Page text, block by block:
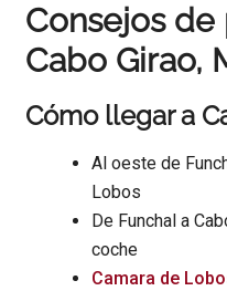
Consejos
Cabo Girao,
Cómo llegar a
Al oeste de
Lobos
De Funchal a
coche
Camara de